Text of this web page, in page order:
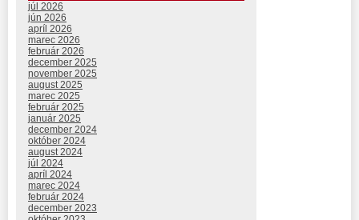
júl 2026
jún 2026
apríl 2026
marec 2026
február 2026
december 2025
november 2025
august 2025
marec 2025
február 2025
január 2025
december 2024
október 2024
august 2024
júl 2024
apríl 2024
marec 2024
február 2024
december 2023